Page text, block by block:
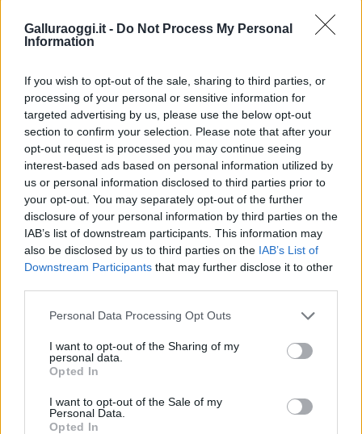
Galluraoggi.it - Do Not Process My Personal
Information
If you wish to opt-out of the sale, sharing to third parties, or
processing of your personal or sensitive information for
targeted advertising by us, please use the below opt-out
section to confirm your selection. Please note that after your
opt-out request is processed you may continue seeing
interest-based ads based on personal information utilized by
us or personal information disclosed to third parties prior to
your opt-out. You may separately opt-out of the further
disclosure of your personal information by third parties on the
IAB’s list of downstream participants. This information may
also be disclosed by us to third parties on the IAB’s List of
Downstream Participants that may further disclose it to other
Please note that this website/app uses one or more Google
not limited to your visit or usage behaviour. You may click to
grant or deny consent to Google and its third-party tags to
use your data for below specified purposes in below Google
consent section.
Personal Data Processing Opt Outs
I want to opt-out of the Sharing of my
personal data.
Opted In
I want to opt-out of the Sale of my
Personal Data.
Opted In
Vuoi rimuovere le pubblicità nazionali?
Puoi abbonarti asoli € 1,10 al mese
cliccandoqui
Sei già abbonato?
Puoi effettuare l'accesso andando nella
cliccandoqui
TEMI:
Coronavirus Sardegna
Fondazione Gimbe Sardegna
Monitoraggio Covid